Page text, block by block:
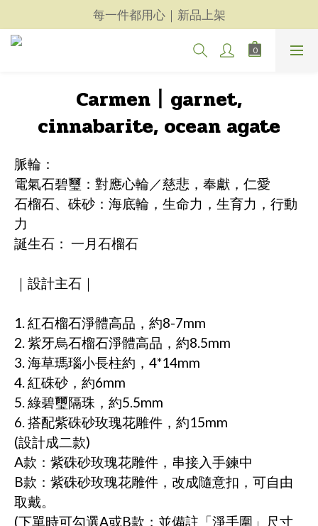
天然晶礦玉石飾品｜精選商品
每一件都用心｜新品上架
天然晶礦玉石飾品｜精選商品
Carmen丨garnet,
cinnabarite, ocean agate
脈輪：
電氣石碧璽：對應心輪／慈悲，奉獻，仁愛
石榴石、硃砂：海底輪，生命力，生育力，行動
力
誕生石： 一月石榴石
｜設計主石｜
1. 紅石榴石淨體高品，約8-7mm
2. 紫牙烏石榴石淨體高品，約8.5mm
3. 海草瑪瑙小長柱約，4*14mm
4. 紅硃砂，約6mm
5. 綠碧璽隔珠，約5.5mm
6. 搭配紫硃砂玫瑰花雕件，約15mm
(設計成二款)
A款：紫硃砂玫瑰花雕件，串接入手鍊中
B款：紫硃砂玫瑰花雕件，改成隨意扣，可自由
取戴。
(下單時可勾選A或B款；並備註「淨手圍」尺寸